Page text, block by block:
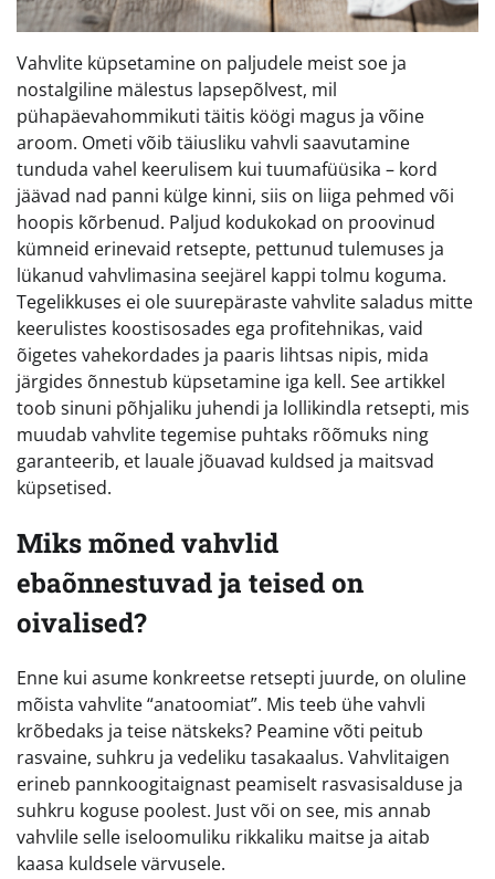
Vahvlite küpsetamine on paljudele meist soe ja
nostalgiline mälestus lapsepõlvest, mil
pühapäevahommikuti täitis köögi magus ja võine
aroom. Ometi võib täiusliku vahvli saavutamine
tunduda vahel keerulisem kui tuumafüüsika – kord
jäävad nad panni külge kinni, siis on liiga pehmed või
hoopis kõrbenud. Paljud kodukokad on proovinud
kümneid erinevaid retsepte, pettunud tulemuses ja
lükanud vahvlimasina seejärel kappi tolmu koguma.
Tegelikkuses ei ole suurepäraste vahvlite saladus mitte
keerulistes koostisosades ega profitehnikas, vaid
õigetes vahekordades ja paaris lihtsas nipis, mida
järgides õnnestub küpsetamine iga kell. See artikkel
toob sinuni põhjaliku juhendi ja lollikindla retsepti, mis
muudab vahvlite tegemise puhtaks rõõmuks ning
garanteerib, et lauale jõuavad kuldsed ja maitsvad
küpsetised.
Miks mõned vahvlid
ebaõnnestuvad ja teised on
oivalised?
Enne kui asume konkreetse retsepti juurde, on oluline
mõista vahvlite “anatoomiat”. Mis teeb ühe vahvli
krõbedaks ja teise nätskeks? Peamine võti peitub
rasvaine, suhkru ja vedeliku tasakaalus. Vahvlitaigen
erineb pannkoogitaignast peamiselt rasvasisalduse ja
suhkru koguse poolest. Just või on see, mis annab
vahvlile selle iseloomuliku rikkaliku maitse ja aitab
kaasa kuldsele värvusele.